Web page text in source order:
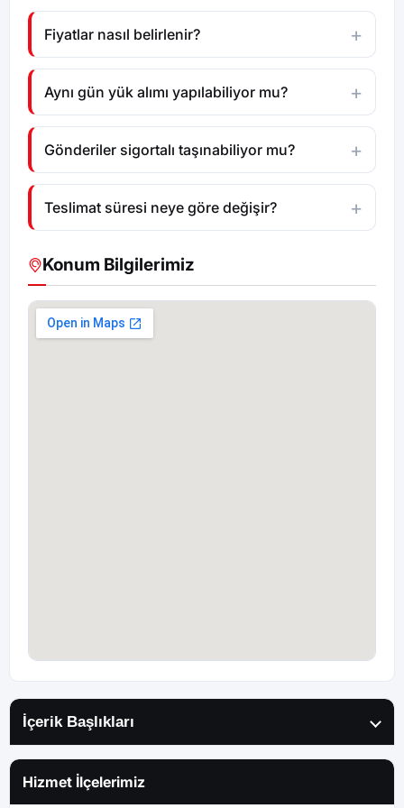
Fiyatlar nasıl belirlenir?
Aynı gün yük alımı yapılabiliyor mu?
Gönderiler sigortalı taşınabiliyor mu?
Teslimat süresi neye göre değişir?
Konum Bilgilerimiz
İçerik Başlıkları
Hizmet İlçelerimiz